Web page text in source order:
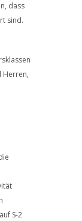
dass
sind.
Herren,
S-2